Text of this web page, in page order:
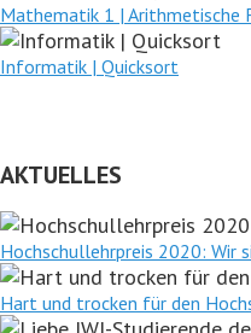
Mathematik 1 | Arithmetische
Informatik | Quicksort
AKTUELLES
Hochschullehrpreis 2020: Wir
Hart und trocken für den